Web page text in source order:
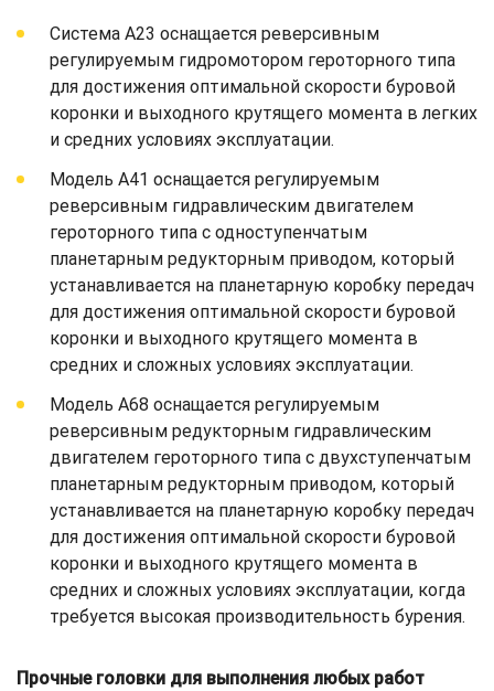
Система A23 оснащается реверсивным
регулируемым гидромотором героторного типа
для достижения оптимальной скорости буровой
коронки и выходного крутящего момента в легких
и средних условиях эксплуатации.
Модель A41 оснащается регулируемым
реверсивным гидравлическим двигателем
героторного типа с одноступенчатым
планетарным редукторным приводом, который
устанавливается на планетарную коробку передач
для достижения оптимальной скорости буровой
коронки и выходного крутящего момента в
средних и сложных условиях эксплуатации.
Модель A68 оснащается регулируемым
реверсивным редукторным гидравлическим
двигателем героторного типа с двухступенчатым
планетарным редукторным приводом, который
устанавливается на планетарную коробку передач
для достижения оптимальной скорости буровой
коронки и выходного крутящего момента в
средних и сложных условиях эксплуатации, когда
требуется высокая производительность бурения.
Прочные головки для выполнения любых работ